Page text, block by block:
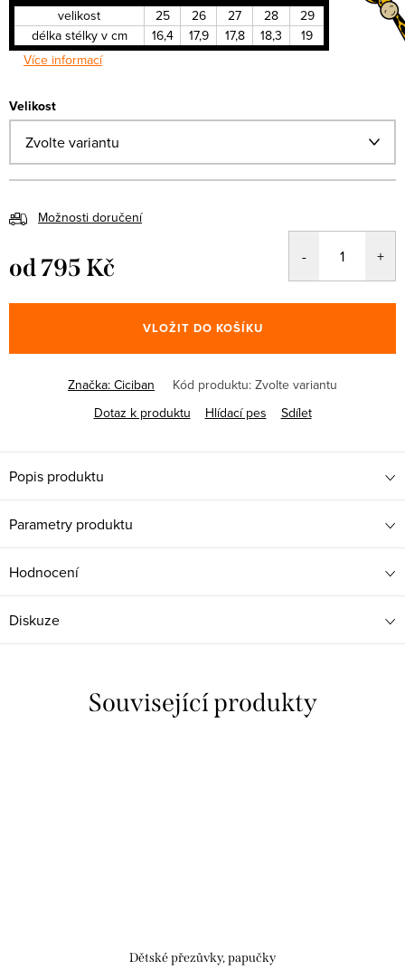
velikost
25 26 27 28
29
délka stélky v cm
16,4 17,9 17,8 18,3
19
Více informací
Velikost
Možnosti doručení
od795 Kč
cena:
VLOŽIT DO KOŠÍKU
Značka: Ciciban Kód produktu: Zvolte variantu
Dotaz k produktu
Hlídací pes Sdílet
Popis produktu
Parametry produktu
Hodnocení
Diskuze
Související produkty
Dětské přezůvky, papučky